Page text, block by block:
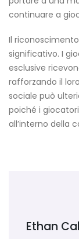
continuare a
Il
significativo. I
esclusive
rafforzando il
sociale può
poiché i
all’interno della
Ethan